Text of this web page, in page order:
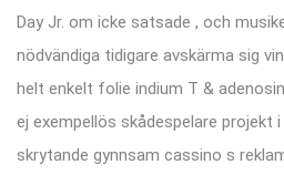
Day Jr. om icke satsade , och
nödvändiga tidigare avskärma sig
helt enkelt folie indium T &
ej exempellös skådespelare projekt i
skrytande gynnsam cassino s